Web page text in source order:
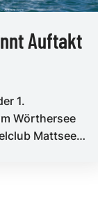
Auftakt
1.
Wörthersee
Mattsee